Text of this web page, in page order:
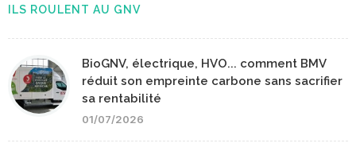
ILS ROULENT AU GNV
BioGNV, électrique, HVO... comment BMV
réduit son empreinte carbone sans sacrifier
sa rentabilité
01/07/2026